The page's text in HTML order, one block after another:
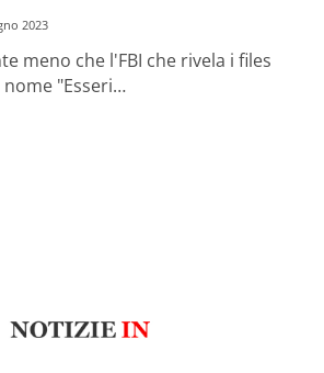
2023
meno che l'FBI che rivela i files
"Esseri…